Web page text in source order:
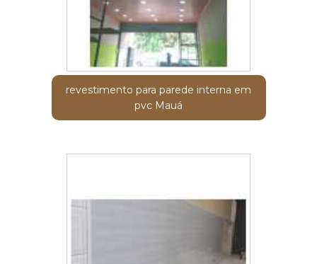
revestimento para parede interna em
pvc Mauá